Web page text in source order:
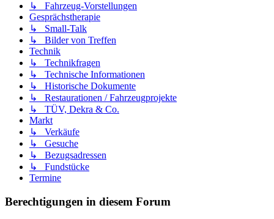
↳ Fahrzeug-Vorstellungen
Gesprächstherapie
↳ Small-Talk
↳ Bilder von Treffen
Technik
↳ Technikfragen
↳ Technische Informationen
↳ Historische Dokumente
↳ Restaurationen / Fahrzeugprojekte
↳ TÜV, Dekra & Co.
Markt
↳ Verkäufe
↳ Gesuche
↳ Bezugsadressen
↳ Fundstücke
Termine
Berechtigungen in diesem Forum